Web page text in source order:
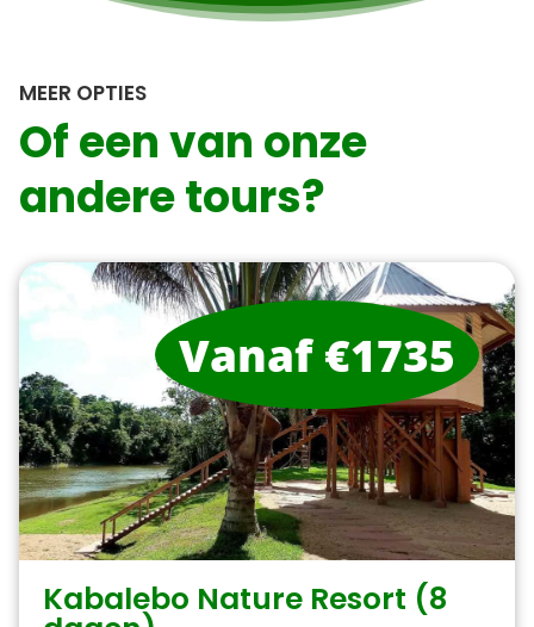
MEER OPTIES
Of een van onze
andere tours?
Kabalebo Nature Resort (8
Vanaf €1735